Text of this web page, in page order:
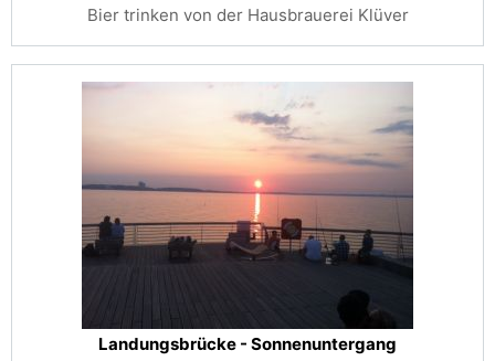
Bier trinken von der Hausbrauerei Klüver
Landungsbrücke - Sonnenuntergang